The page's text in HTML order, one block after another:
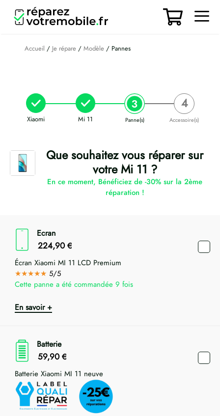
contenu
Accueil / Je répare / Modèle / Pannes
Xiaomi Mi 11 Panne(s) Accessoire(s)
Que souhaitez vous réparer sur
votre Mi 11 ?
En ce moment, Bénéficiez de -30% sur la 2ème
réparation !
Ecran
224,90 €
Écran Xiaomi MI 11 LCD Premium
★★★★★ 5/5
Cette panne a été commandée 9 fois
En savoir +
Batterie
59,90 €
Batterie Xiaomi MI 11 neuve